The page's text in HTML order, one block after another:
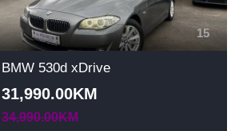
15
BMW 530d xDrive
31,990.00KM
34,990.00KM